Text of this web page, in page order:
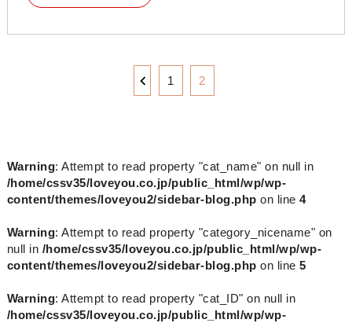
1 2
Warning: Attempt to read property "cat_name" on null in
/home/cssv35/loveyou.co.jp/public_html/wp/wp-
content/themes/loveyou2/sidebar-blog.php on line4
Warning: Attempt to read property "category_nicename" on
null in /home/cssv35/loveyou.co.jp/public_html/wp/wp-
content/themes/loveyou2/sidebar-blog.php on line5
Warning: Attempt to read property "cat_ID" on null in
/home/cssv35/loveyou.co.jp/public_html/wp/wp-